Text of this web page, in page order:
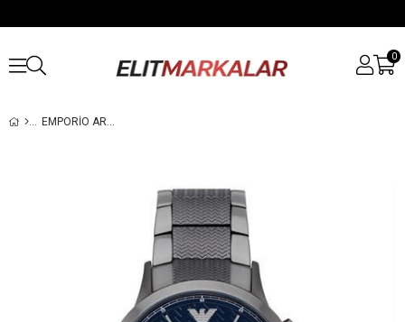
0
EMPORIO ARMANI AR2505 ERKEK KOL SAATI